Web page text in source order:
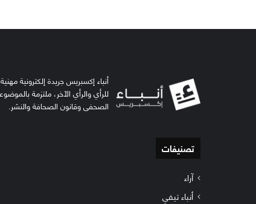
أنباء إكسبريس جريدة إلكترونية
للرأي والرأي الآخر، ملتزمة
الصحفي وقانون الصحافة والنشر.
تصنيفات
آراء
أنباء تيفي